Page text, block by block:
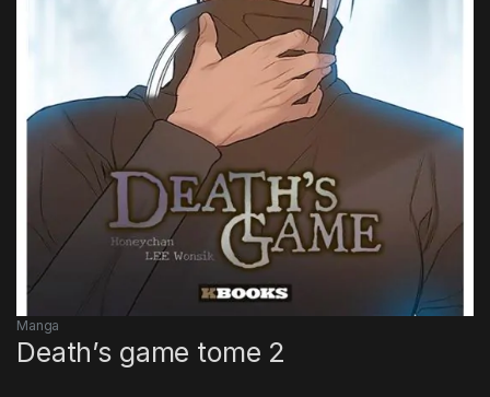
Manga
Death’s game tome 2